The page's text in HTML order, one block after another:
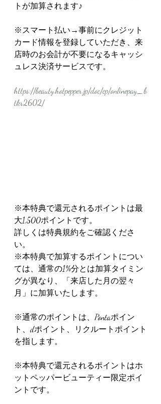
トが加算されます♪
※スマート払い→事前にクレジット
カード情報を登録していただき、来
店時のお会計が不要になるキャッシ
ュレス決済サービスです。
https://beauty.hotpepper.jp/doc/cp/onlinepay_b
tkr2602/
※本特典で還元されるポイントは最
大1,500ポイントです。
詳しくは特典規約をご確認くださ
い。
※本特典で加算するポイントについ
ては、通常の1%分とは加算タイミン
グが異なり、「来店した月の翌々
月」に加算いたします。
※通常のポイントは、Pontaポイン
ト、dポイント、リクルートポイント
を指します。
※本特典で還元されるポイントはホ
ットペッパービューティー限定ポイ
ントです。